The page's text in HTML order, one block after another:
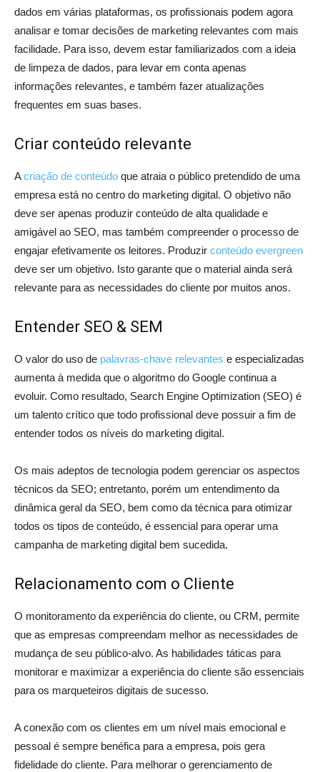
dados em várias plataformas, os profissionais podem agora
analisar e tomar decisões de marketing relevantes com mais
facilidade. Para isso, devem estar familiarizados com a ideia
de limpeza de dados, para levar em conta apenas
informações relevantes, e também fazer atualizações
frequentes em suas bases.
Criar conteúdo relevante
Acriação de conteúdo que atraia o público pretendido de uma
empresa está no centro do marketing digital. O objetivo não
deve ser apenas produzir conteúdo de alta qualidade e
amigável ao SEO, mas também compreender o processo de
engajar efetivamente os leitores. Produzir conteúdo evergreen
deve ser um objetivo. Isto garante que o material ainda será
relevante para as necessidades do cliente por muitos anos.
Entender SEO & SEM
O valor do uso de palavras-chave relevantes e especializadas
aumenta à medida que o algoritmo do Google continua a
evoluir. Como resultado, Search Engine Optimization (SEO) é
um talento crítico que todo profissional deve possuir a fim de
entender todos os níveis do marketing digital.
Os mais adeptos de tecnologia podem gerenciar os aspectos
técnicos da SEO; entretanto, porém um entendimento da
dinâmica geral da SEO, bem como da técnica para otimizar
todos os tipos de conteúdo, é essencial para operar uma
campanha de marketing digital bem sucedida.
Relacionamento com o Cliente
O monitoramento da experiência do cliente, ou CRM, permite
que as empresas compreendam melhor as necessidades de
mudança de seu público-alvo. As habilidades táticas para
monitorar e maximizar a experiência do cliente são essenciais
para os marqueteiros digitais de sucesso.
A conexão com os clientes em um nível mais emocional e
pessoal é sempre benéfica para a empresa, pois gera
fidelidade do cliente. Para melhorar o gerenciamento de